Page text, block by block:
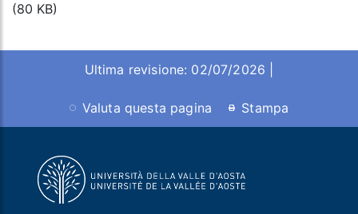
(80 KB)
Ultima revisione: 02/07/2026 |
Valuta questa pagina Stampa